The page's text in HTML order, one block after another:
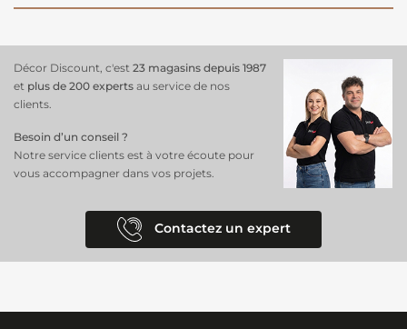
Décor Discount, c'est 23 magasins depuis 1987
et plus de 200 experts au service de nos
clients.
Besoin d’un conseil ?
Notre service clients est à votre écoute pour
vous accompagner dans vos projets.
Contactez un expert